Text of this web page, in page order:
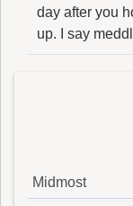
day after you
up. I say
Midmost